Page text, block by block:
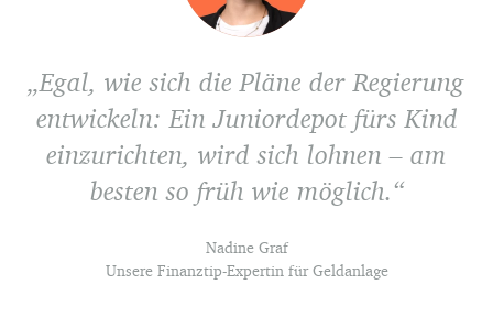
Bedingungen wie die Ausführung eines
Wertpapiertransaktionen oder einen
monatlichen Geldeingang auf dem
dazugehörigen Girokonto kostenfrei
gestellt werden kann, (3) neben ETFs auch
Einzeltitel (also Aktien oder Anleihen) im
(4) es die Möglichkeit gibt, automatische
Egal, wie sich die Pläne der Regierung
entwickeln: Ein Juniordepot fürs Kind
einzurichten, wird sich lohnen – am
besten so früh wie möglich.
Nadine Graf
Unsere Finanztip-Expertin für Geldanlage